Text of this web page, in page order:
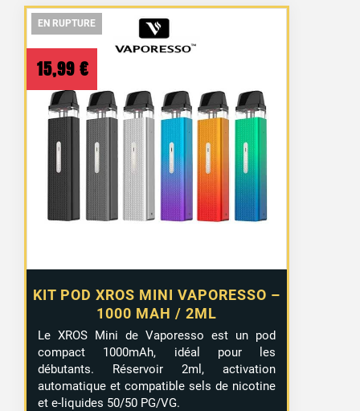
EN RUPTURE
EN RUPTURE
KIT POD XROS MINI VAPORESSO –
1000 MAH / 2ML
15,99 €
Le XROS Mini de Vaporesso est un pod
compact 1000mAh, idéal pour les
débutants. Réservoir 2ml, activation
automatique et compatible sels de nicotine
et e-liquides 50/50 PG/VG.
EN RUPTURE